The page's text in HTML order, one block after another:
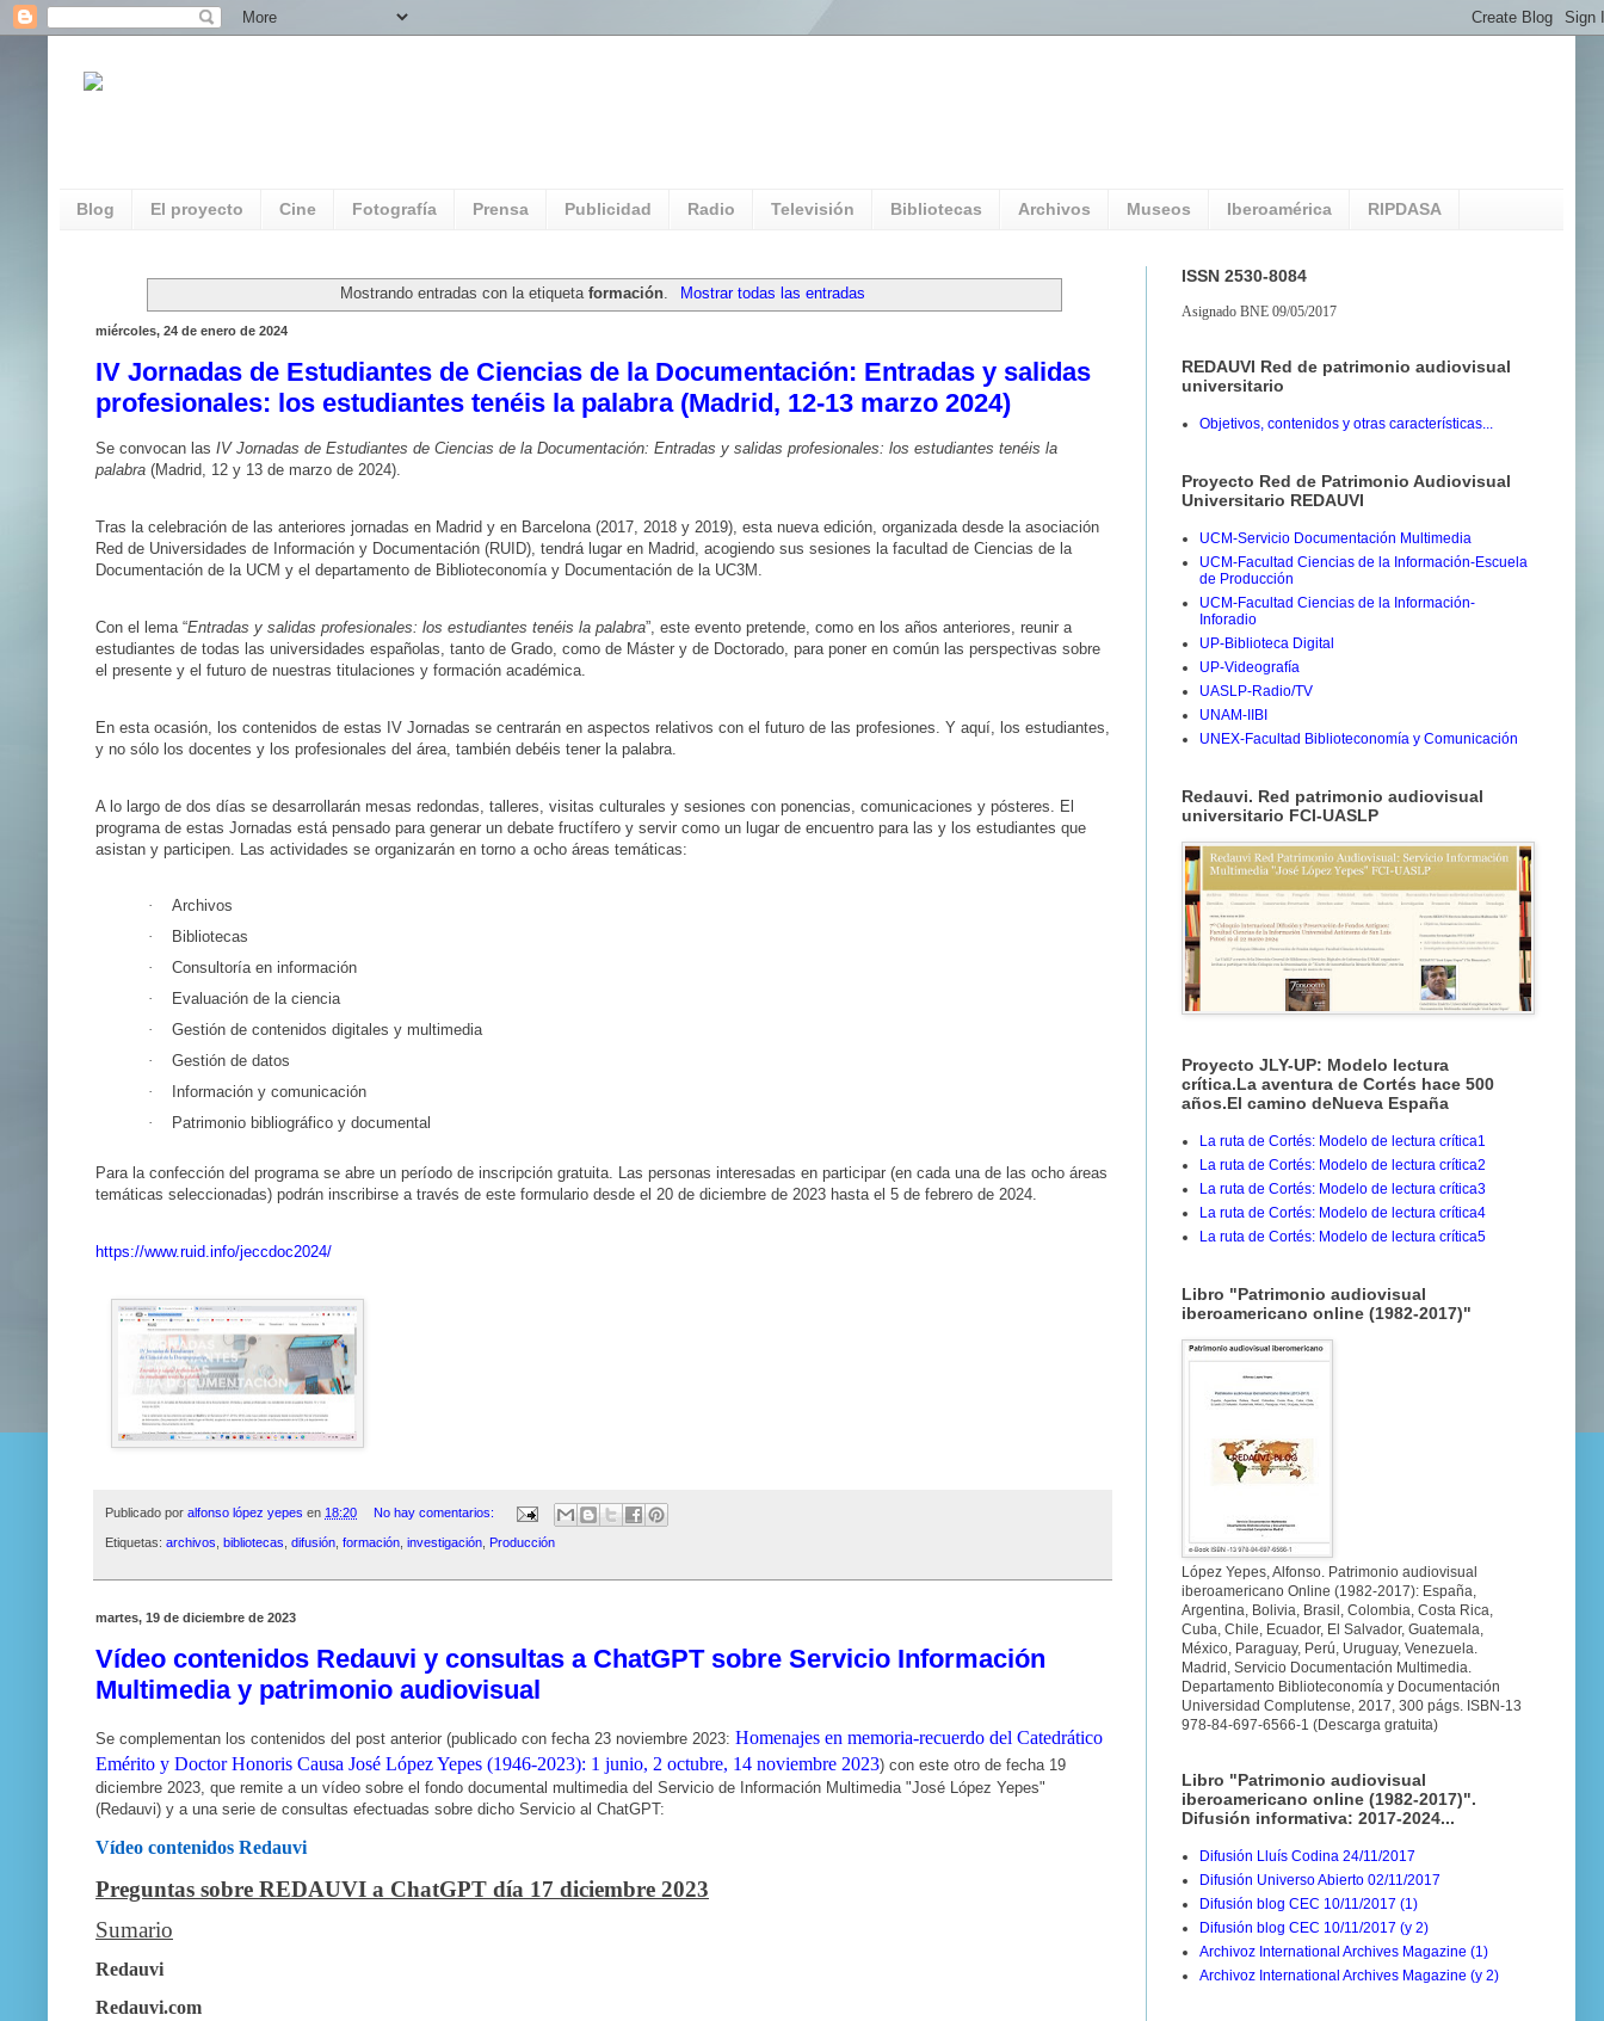
Blog El proyecto Cine Fotografía Prensa Publicidad Radio Televisión Bibliotecas Archivos Museos Iberoamérica RIPDASA
Mostrando entradas con la etiquetaformación Mostrar todas las entradas
miércoles, 24 de enero de 2024
IV Jornadas de Estudiantes de Ciencias de la Documentación: Entradas y salidas
profesionales: los estudiantes tenéis la palabra (Madrid, 12-13 marzo 2024)
Se convocan las IV Jornadas de Estudiantes de Ciencias de la Documentación: Entradas y salidas profesionales: los estudiantes tenéis la
palabra (Madrid, 12 y 13 de marzo de 2024).
Tras la celebración de las anteriores jornadas en Madrid y en Barcelona (2017, 2018 y 2019), esta nueva edición, organizada desde la asociación
Red de Universidades de Información y Documentación (RUID), tendrá lugar en Madrid, acogiendo sus sesiones la facultad de Ciencias de la
Documentación de la UCM y el departamento de Biblioteconomía y Documentación de la UC3M.
Con el lema “Entradas y salidas profesionales: los estudiantes tenéis la palabra”, este evento pretende, como en los años anteriores, reunir a
estudiantes de todas las universidades españolas, tanto de Grado, como de Máster y de Doctorado, para poner en común las perspectivas sobre
el presente y el futuro de nuestras titulaciones y formación académica.
En esta ocasión, los contenidos de estas IV Jornadas se centrarán en aspectos relativos con el futuro de las profesiones. Y aquí, los estudiantes,
y no sólo los docentes y los profesionales del área, también debéis tener la palabra.
A lo largo de dos días se desarrollarán mesas redondas, talleres, visitas culturales y sesiones con ponencias, comunicaciones y pósteres. El
programa de estas Jornadas está pensado para generar un debate fructífero y servir como un lugar de encuentro para las y los estudiantes que
asistan y participen. Las actividades se organizarán en torno a ocho áreas temáticas:
·
Archivos
·
Bibliotecas
·
Consultoría en información
·
Evaluación de la ciencia
·
Gestión de contenidos digitales y multimedia
·
Gestión de datos
·
Información y comunicación
·
Patrimonio bibliográfico y documental
Para la confección del programa se abre un período de inscripción gratuita. Las personas interesadas en participar (en cada una de las ocho áreas
temáticas seleccionadas) podrán inscribirse a través de este formulario desde el 20 de diciembre de 2023 hasta el 5 de febrero de 2024.
https://www.ruid.info/jeccdoc2024/
Publicado por alfonso lópez yepes en 18:20 No hay comentarios:
Etiquetas: archivos bibliotecas difusión formación investigación Producción
martes, 19 de diciembre de 2023
Vídeo contenidos Redauvi y consultas a ChatGPT sobre Servicio Información
Multimedia y patrimonio audiovisual
Se complementan los contenidos del post anterior (publicado con fecha 23 noviembre 2023: Homenajes en memoria-recuerdo del Catedrático
Emérito y Doctor Honoris Causa José López Yepes (1946-2023): 1 junio, 2 octubre, 14 noviembre 2023) con este otro de fecha 19
diciembre 2023, que remite a un vídeo sobre el fondo documental multimedia del Servicio de Información Multimedia "José López Yepes"
(Redauvi) y a una serie de consultas efectuadas sobre dicho Servicio al ChatGPT:
Vídeo contenidos Redauvi
Preguntas sobre REDAUVI a ChatGPT día 17 diciembre 2023
Sumario
Redauvi
Redauvi.com
ISSN 2530-8084
Asignado BNE 09/05/2017
REDAUVI Red de patrimonio audiovisual
universitario
Objetivos, contenidos y otras características...
Proyecto Red de Patrimonio Audiovisual
Universitario REDAUVI
UCM-Servicio Documentación Multimedia
UCM-Facultad Ciencias de la Información-Escuela
de Producción
UCM-Facultad Ciencias de la Información-
Inforadio
UP-Biblioteca Digital
UP-Videografía
UASLP-Radio/TV
UNAM-IIBI
UNEX-Facultad Biblioteconomía y Comunicación
Redauvi. Red patrimonio audiovisual
universitario FCI-UASLP
Proyecto JLY-UP: Modelo lectura
crítica.La aventura de Cortés hace 500
años.El camino deNueva España
La ruta de Cortés: Modelo de lectura crítica1
La ruta de Cortés: Modelo de lectura crítica2
La ruta de Cortés: Modelo de lectura crítica3
La ruta de Cortés: Modelo de lectura crítica4
La ruta de Cortés: Modelo de lectura crítica5
Libro "Patrimonio audiovisual
iberoamericano online (1982-2017)"
López Yepes, Alfonso. Patrimonio audiovisual
iberoamericano Online (1982-2017): España,
Argentina, Bolivia, Brasil, Colombia, Costa Rica,
Cuba, Chile, Ecuador, El Salvador, Guatemala,
México, Paraguay, Perú, Uruguay, Venezuela.
Madrid, Servicio Documentación Multimedia.
Departamento Biblioteconomía y Documentación
Universidad Complutense, 2017, 300 págs. ISBN-13
978-84-697-6566-1 (Descarga gratuita)
Libro "Patrimonio audiovisual
iberoamericano online (1982-2017)".
Difusión informativa: 2017-2024...
Difusión Lluís Codina 24/11/2017
Difusión Universo Abierto 02/11/2017
Difusión blog CEC 10/11/2017 (1)
Difusión blog CEC 10/11/2017 (y 2)
Archivoz International Archives Magazine (1)
Archivoz International Archives Magazine (y 2)